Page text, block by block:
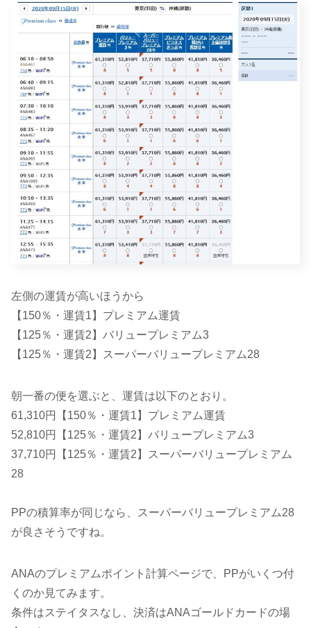
左側の運賃が高いほうから
【150％・運賃1】プレミアム運賃
【125％・運賃2】バリュープレミアム3
【125％・運賃2】スーパーバリュープレミアム28
朝一番の便を選ぶと、運賃は以下のとおり。
61,310円【150％・運賃1】プレミアム運賃
52,810円【125％・運賃2】バリュープレミアム3
37,710円【125％・運賃2】スーパーバリュープレミアム
28
PPの積算率が同じなら、スーパーバリュープレミアム28
が良さそうですね。
ANAのプレミアムポイント計算ページで、PPがいくつ付
くのか見てみます。
条件はステイタスなし、決済はANAゴールドカードの場